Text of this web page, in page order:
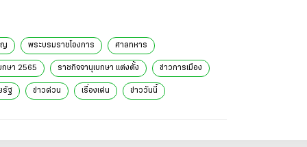
ญ พระบรมราชโองการ ศาลทหาร
กษา 2565 ราชกิจจานุเบกษา แต่งตั้ง ข่าวการเมือง
รัฐ ข่าวด่วน เรื่องเด่น ข่าววันนี้